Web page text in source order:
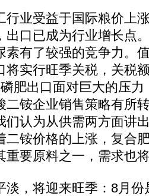
业受益于国际粮价上
出口已成为行业增长点
素有了较强的竞争力。
将实行旺季关税，关税
肥出口面对巨大的压
二铵企业销售策略有所
们认为从供需两方面讲
二铵价格的上涨，复合
重要原料之一，需求也
，将迎来旺季：8月份